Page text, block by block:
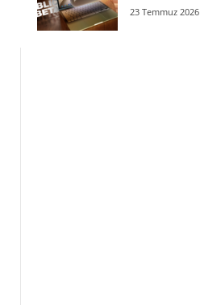
23 Temmuz 2026